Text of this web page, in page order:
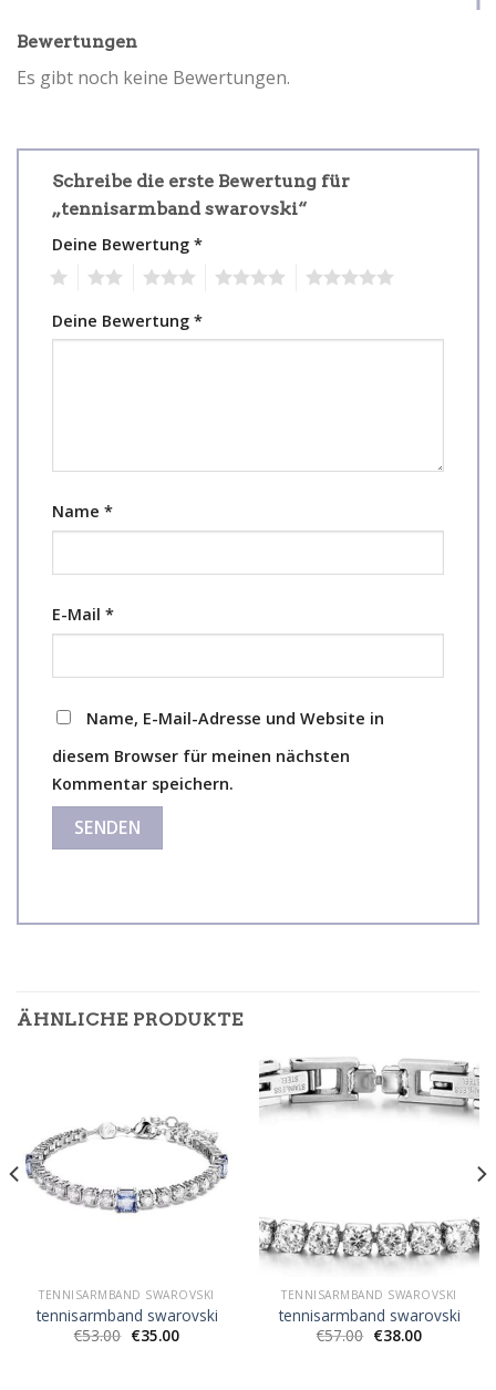
Bewertungen
Es gibt noch keine Bewertungen.
Schreibe die erste Bewertung für
„tennisarmband swarovski“
Deine Bewertung *
Deine Bewertung *
Name *
E-Mail *
Name, E-Mail-Adresse und Website in
diesem Browser für meinen nächsten
Kommentar speichern.
ÄHNLICHE PRODUKTE
TENNISARMBAND SWAROVSKI
tennisarmband swarovski
€53.00 €35.00
TENNISARMBAND SWAROVSKI
tennisarmband swarovski
€57.00 €38.00